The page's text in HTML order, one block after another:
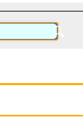
🔍